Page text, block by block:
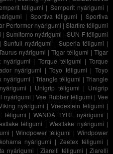
téligumi | Semperit nyárigumi |
| Sportiva téligumi |Sportiva
Performer nyárigumi | Starfire téligumi
| Sumitomo nyárigumi | SUN-F téligumi
| Sunfull nyárigumi | Superia téligumi |
nyárigumi | Tigar téligumi |Tigar
nyárigumi | Torque téligumi |Torque
nyárigumi |Toyo téligumi |Toyo
nyárigumi | Triangle téligumi |Triangle
| Unigrip téligumi | Unigrip
nyárigumi |Vee Rubber téligumi |Vee
nyárigumi |Vredestein téligumi |
téligumi | WANDA TYRE nyárigumi |
téligumi |Westlake nyárigumi |
| Windpower téligumi | Windpower
nyárigumi |Zeetex téligumi |
nyárigumi |Ziarelli téligumi | Ziarelli